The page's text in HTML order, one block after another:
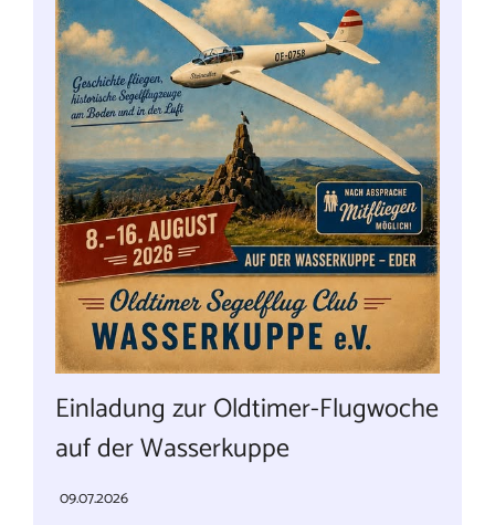
Einladung zur Oldtimer-Flugwoche
auf der Wasserkuppe
09.07.2026